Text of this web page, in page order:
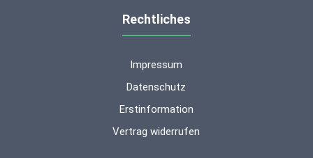
Rechtliches
Impressum
Datenschutz
Erstinformation
Vertrag widerrufen